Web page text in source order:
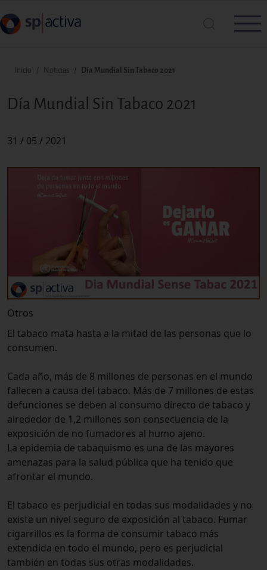
Busca en SP|Activa
Buscar
Ruta de navegación
Inicio Noticias Día Mundial Sin Tabaco 2021
Día Mundial Sin Tabaco 2021
31 / 05 / 2021
Otros
El tabaco mata hasta a la mitad de las personas que lo
consumen.
Cada año, más de 8 millones de personas en el mundo
fallecen a causa del tabaco. Más de 7 millones de estas
defunciones se deben al consumo directo de tabaco y
alrededor de 1,2 millones son consecuencia de la
exposición de no fumadores al humo ajeno.
La epidemia de tabaquismo es una de las mayores
amenazas para la salud pública que ha tenido que
afrontar el mundo.
El tabaco es perjudicial en todas sus modalidades y no
existe un nivel seguro de exposición al tabaco. Fumar
cigarrillos es la forma de consumir tabaco más
extendida en todo el mundo, pero es perjudicial
también en todas sus otras modalidades.